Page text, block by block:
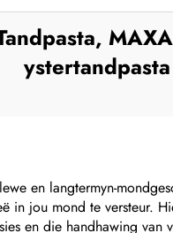
ystertandpasta
en langtermyn-
in jou mond te versteur.
en die handhawing